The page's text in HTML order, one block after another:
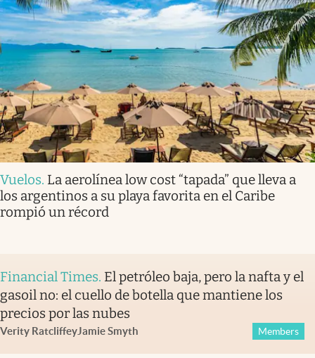
Vuelos. La aerolínea low cost “tapada” que lleva a
los argentinos a su playa favorita en el Caribe
rompió un récord
Financial Times. El petróleo baja, pero la nafta y el
gasoil no: el cuello de botella que mantiene los
precios por las nubes
Verity RatcliffeyJamie Smyth Members